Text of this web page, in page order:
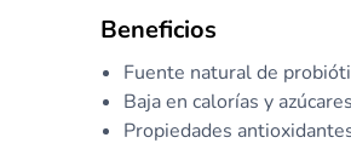
Beneficios
Fuente natural de
Baja en calorías y
Propiedades